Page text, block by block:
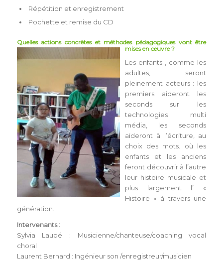
Répétition et enregistrement
Pochette et remise du CD
Quelles actions concrètes et méthodes pédagogiques vont être
mises en œuvre ?
Les enfants , comme les
adultes, seront
pleinement acteurs : les
premiers aideront les
seconds sur les
technologies multi
média, les seconds
aideront à l’écriture, au
choix des mots. où les
enfants et les anciens
feront découvrir à l’autre
leur histoire musicale et
plus largement l’ «
Histoire » à travers une
génération.
Intervenants :
Sylvia Laubé : Musicienne/chanteuse/coaching vocal
choral
Laurent Bernard : Ingénieur son /enregistreur/musicien